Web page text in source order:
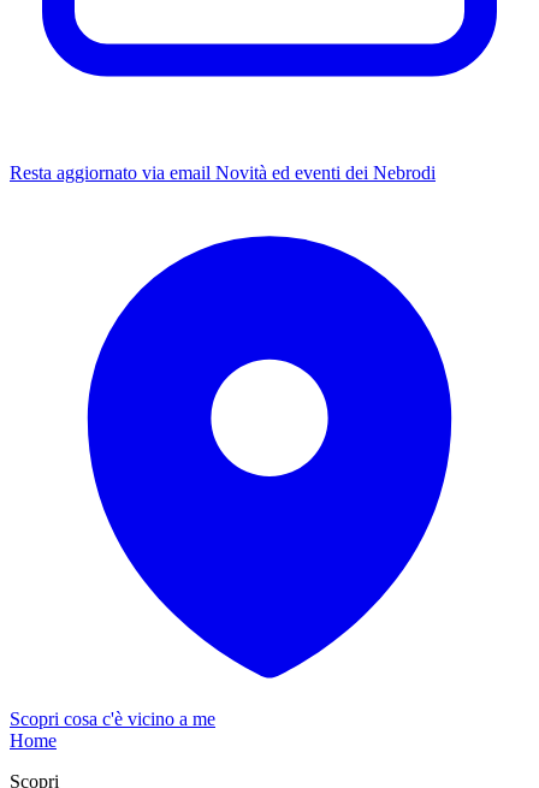
Resta aggiornato via email Novità ed eventi dei Nebrodi
Scopri cosa c'è vicino a me
Home
Scopri